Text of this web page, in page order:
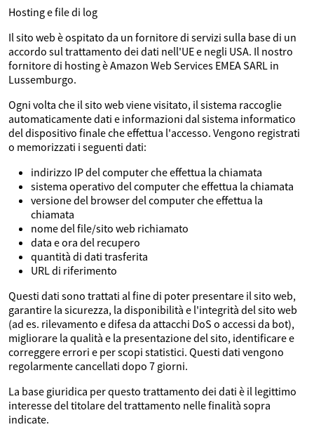
Hosting e file di log
Il sito web è ospitato da un fornitore di servizi sulla base di un
accordo sul trattamento dei dati nell'UE e negli USA. Il nostro
fornitore di hosting è Amazon Web Services EMEA SARL in
Lussemburgo.
Ogni volta che il sito web viene visitato, il sistema raccoglie
automaticamente dati e informazioni dal sistema informatico
del dispositivo finale che effettua l'accesso. Vengono registrati
o memorizzati i seguenti dati:
indirizzo IP del computer che effettua la chiamata
sistema operativo del computer che effettua la chiamata
versione del browser del computer che effettua la
chiamata
nome del file/sito web richiamato
data e ora del recupero
quantità di dati trasferita
URL di riferimento
Questi dati sono trattati al fine di poter presentare il sito web,
garantire la sicurezza, la disponibilità e l'integrità del sito web
(ad es. rilevamento e difesa da attacchi DoS o accessi da bot),
migliorare la qualità e la presentazione del sito, identificare e
correggere errori e per scopi statistici. Questi dati vengono
regolarmente cancellati dopo 7 giorni.
La base giuridica per questo trattamento dei dati è il legittimo
interesse del titolare del trattamento nelle finalità sopra
indicate.